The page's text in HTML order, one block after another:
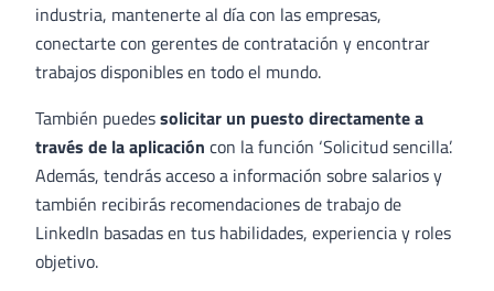
industria, mantenerte al día con las empresas,
conectarte con gerentes de contratación y encontrar
trabajos disponibles en todo el mundo.
También puedessolicitar un puesto directamente a
través de la aplicación con la función ‘Solicitud sencilla’.
Además, tendrás acceso a información sobre salarios y
también recibirás recomendaciones de trabajo de
LinkedIn basadas en tus habilidades, experiencia y roles
objetivo.